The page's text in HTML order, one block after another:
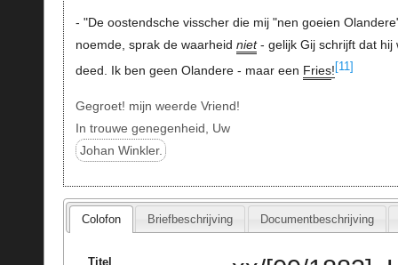
- "De oostendsche visscher die mij "nen goeien
noemde, sprak de waarheid niet- gelijk Gij schrijft dat hij
deed. Ik ben geen Olandere - maar een Fries! [11]
Gegroet! mijn weerde Vriend!
In trouwe genegenheid, Uw
Johan Winkler.
Colofon Briefbeschrijving Documentbeschrijving
Titel